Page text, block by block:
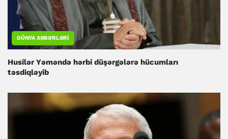
DÜNYA XƏBƏRLƏRI
Husilər Yəməndə hərbi düşərgələrə hücumları
təsdiqləyib